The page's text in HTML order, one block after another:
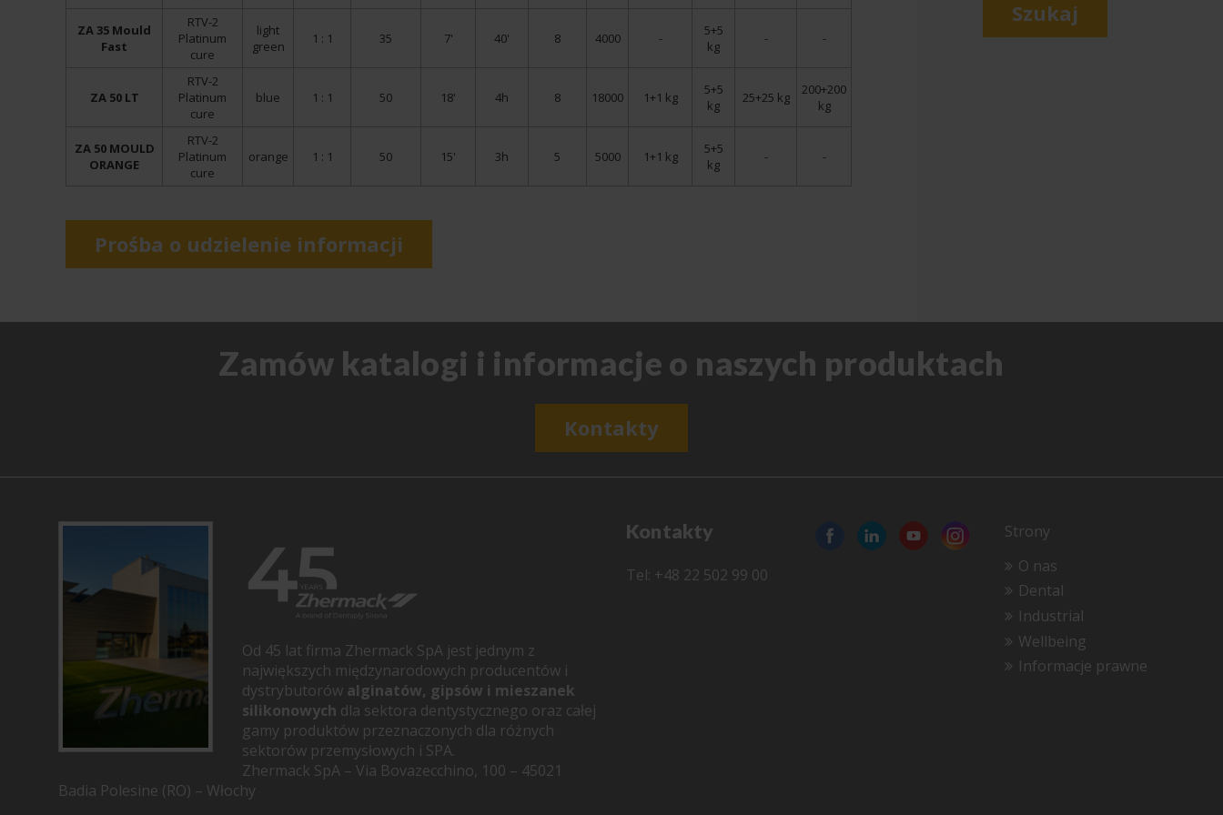
ZA 35 Mould
Fast
RTV-2
Platinum
cure
light
green
1 : 1 35 7' 40' 8 4000 -
5+5
kg
- -
ZA 50 LT
RTV-2
Platinum
cure
blue 1 : 1 50 18' 4h 8 18000 1+1 kg
5+5
kg
25+25 kg
200+200
kg
ZA 50 MOULD
ORANGE
RTV-2
Platinum
cure
orange 1 : 1 50 15' 3h 5 5000 1+1 kg
5+5
kg
- -
Prośba o udzielenie informacji
Szukaj
Zamów katalogi i informacje o naszych produktach
Kontakty
Od 45 lat firma Zhermack SpA jest jednym z
największych międzynarodowych producentów i
dystrybutorów alginatów, gipsów i mieszanek
silikonowych dla sektora dentystycznego oraz całej
gamy produktów przeznaczonych dla różnych
sektorów przemysłowych i SPA.
Zhermack SpA – Via Bovazecchino, 100 – 45021
Badia Polesine (RO) – Włochy
Kontakty
Tel: +48 22 502 99 00
Strony
O nas
Dental
Industrial
Wellbeing
Informacje prawne